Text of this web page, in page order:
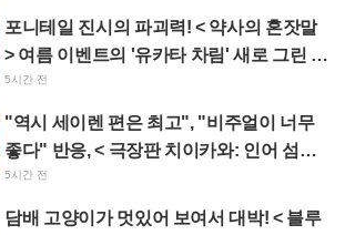
기 엄청 잘생겼다”
포니테일 진시의 파괴력! < 약사의 혼잣말
> 여름 이벤트의 '유카타 차림' 새로 그린 일
러스트에 "진짜 심장 멎을 뻔", "벽화로 남
겨야 한다"
5시간 전
"역시 세이렌 편은 최고", "비주얼이 너무
좋다" 반응, < 극장판 치이카와: 인어 섬의
비밀 > 오늘 7월 24일 개봉
5시간 전
담배 고양이가 멋있어 보여서 대박! < 블루